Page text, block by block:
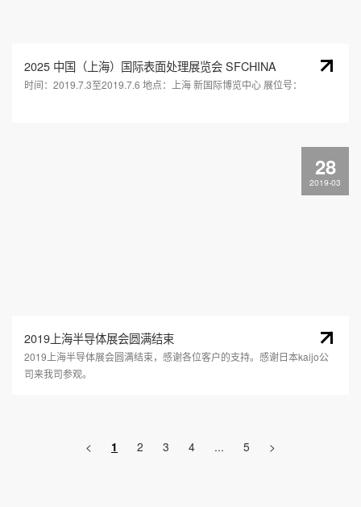
2025 中国（上海）国际表面处理展览会 SFCHINA
时间：2019.7.3至2019.7.6 地点：上海 新国际博览中心 展位号：
28
2019-03
2019上海半导体展会圆满结束
2019上海半导体展会圆满结束，感谢各位客户的支持。感谢日本kaijo公
司来我司参观。
< 1 2 3 4 ... 5 >